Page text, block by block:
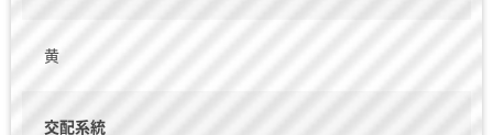
黄
交配系統